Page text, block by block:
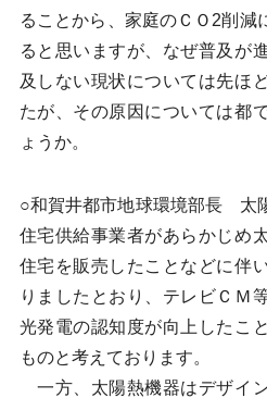
ることから、家庭のＣＯ2削減
ると思いますが、なぜ普及が
及しない現状については先ほ
たが、その原因については都
ょうか。
○和賀井都市地球環境部長 太
住宅供給事業者があらかじめ
住宅を販売したことなどに伴
りましたとおり、テレビＣＭ
光発電の認知度が向上したこ
ものと考えております。
一方、太陽熱機器はデザイ